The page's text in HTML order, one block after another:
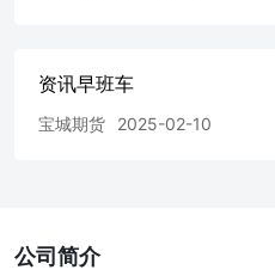
全国占比达1/3；支持科
购；加快推出液化天然气
大，炼油厂开工率大幅削
张，悲观者认为霍尔木兹
资讯早班车
宝城期货 2025-02-10
公司简介